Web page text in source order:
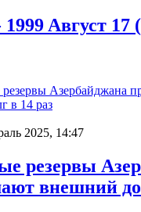
Aвгуст 17
2025, 14:47
резервы
внешний